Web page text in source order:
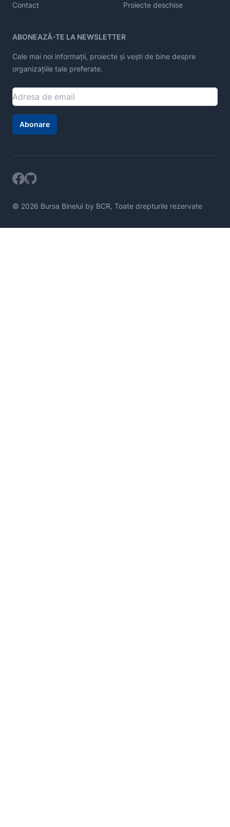
Contact Proiecte deschise
ABONEAZĂ-TE LA NEWSLETTER
Cele mai noi informații, proiecte și vești de bine despre
organizațiile tale preferate.
Abonare
© 2026 Bursa Binelui by BCR, Toate drepturile rezervate